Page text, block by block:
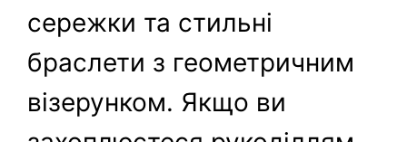
сережки та стильні
браслети з геометричним
візерунком. Якщо ви